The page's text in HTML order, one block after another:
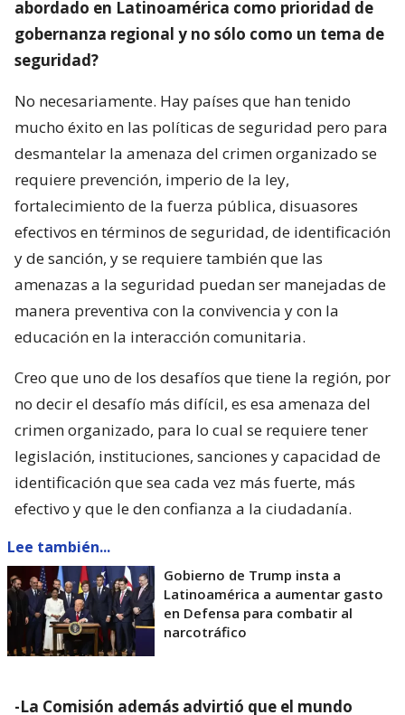
abordado en Latinoamérica como prioridad de
gobernanza regional y no sólo como un tema de
seguridad?
No necesariamente. Hay países que han tenido
mucho éxito en las políticas de seguridad pero para
desmantelar la amenaza del crimen organizado se
requiere prevención, imperio de la ley,
fortalecimiento de la fuerza pública, disuasores
efectivos en términos de seguridad, de identificación
y de sanción, y se requiere también que las
amenazas a la seguridad puedan ser manejadas de
manera preventiva con la convivencia y con la
educación en la interacción comunitaria.
Creo que uno de los desafíos que tiene la región, por
no decir el desafío más difícil, es esa amenaza del
crimen organizado, para lo cual se requiere tener
legislación, instituciones, sanciones y capacidad de
identificación que sea cada vez más fuerte, más
efectivo y que le den confianza a la ciudadanía.
Lee también...
Gobierno de Trump insta a
Latinoamérica a aumentar gasto
en Defensa para combatir al
narcotráfico
-La Comisión además advirtió que el mundo